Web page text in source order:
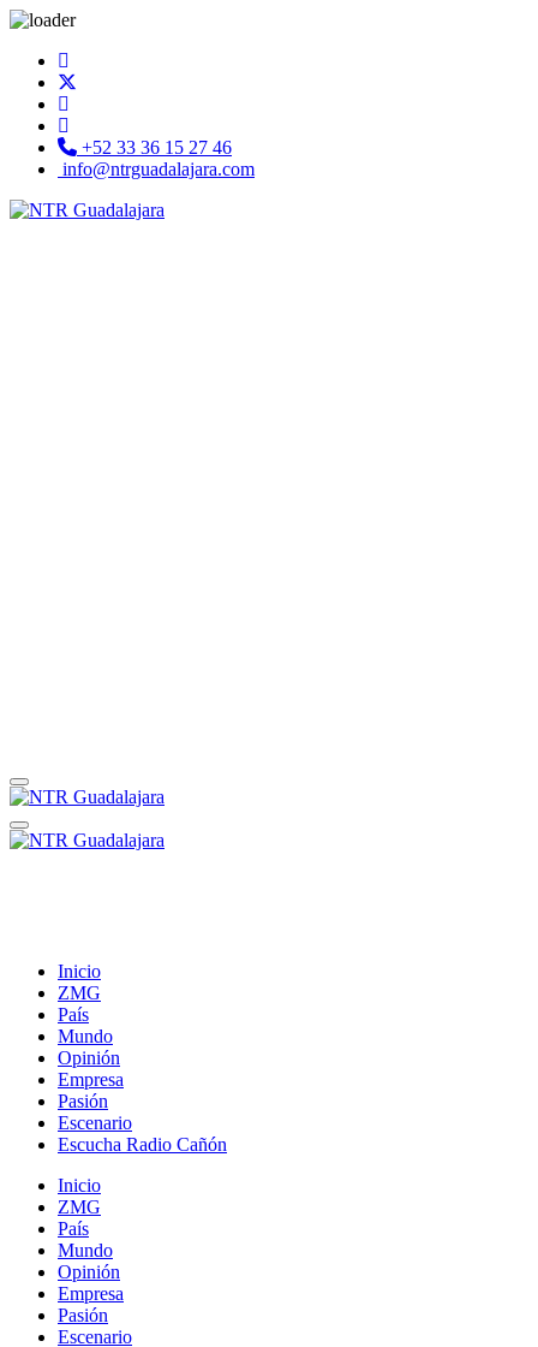
+52 33 36 15 27 46
info@ntrguadalajara.com
Inicio
ZMG
País
Mundo
Opinión
Empresa
Pasión
Escenario
Escucha Radio Cañón
Inicio
ZMG
País
Mundo
Opinión
Empresa
Pasión
Escenario